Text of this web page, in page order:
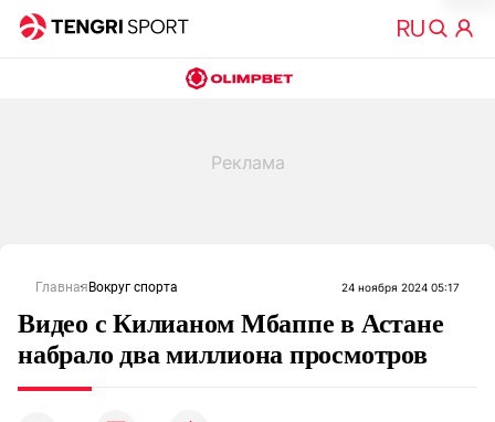
Главная Вокруг спорта 24 ноября 2024 05:17
Видео с Килианом Мбаппе в Астане
набрало два миллиона просмотров